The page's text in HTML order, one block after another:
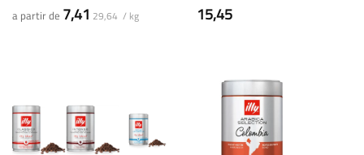
a partir de 7,41 29,64 / kg 15,45